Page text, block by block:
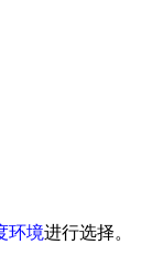
环境进行选择。